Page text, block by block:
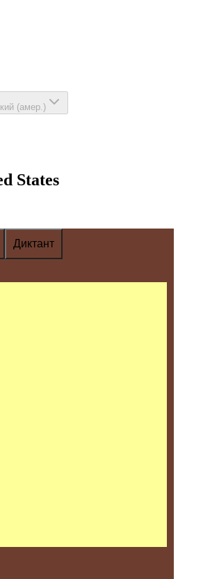
(амер.)
States
Диктант